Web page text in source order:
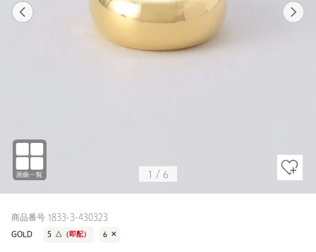
1 / 6
商品番号 1833-3-430323
GOLD 5 △ （即配） 6 ✕
1 6